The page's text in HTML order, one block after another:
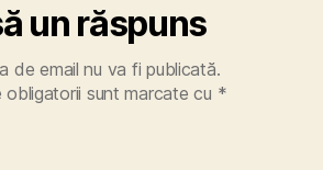
un răspuns
de email nu va fi publicată.
obligatorii sunt marcate cu *